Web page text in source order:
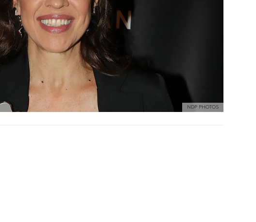
NDP PHOTOS